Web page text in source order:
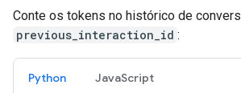
Conte os tokens no histórico de
previous_interaction_id :
Python JavaScript